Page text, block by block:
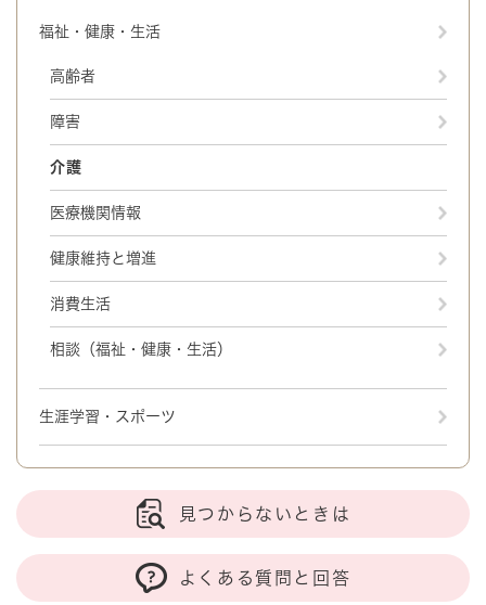
福祉・健康・生活
高齢者
障害
介護
医療機関情報
健康維持と増進
消費生活
相談（福祉・健康・生活）
生涯学習・スポーツ
見つからないときは
よくある質問と回答